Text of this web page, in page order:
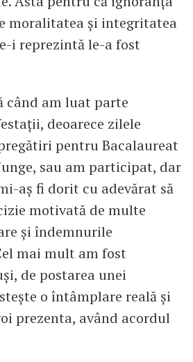
moralitatea şi integritatea
i reprezintă le-a fost
când am luat parte
deoarece zilele
pentru Bacalaureat
sau am participat, dar
aş fi dorit cu adevărat să
motivată de multe
şi îndemnurile
mai mult am fost
de postarea unei
o întâmplare reală şi
prezenta, având acordul